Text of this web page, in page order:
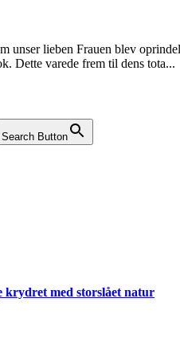
unser lieben Frauen blev
Dette varede frem til dens tota...
Search Button
med storslået natur